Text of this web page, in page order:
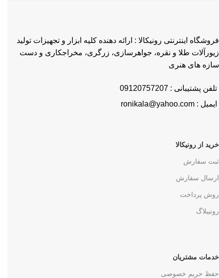
فروشگاه اینترنتی رونیکالا : ارائه دهنده کلیه ابزار و تجهیزات تولید
زیورآلات طلا و نقره، جواهرسازی، زرگری، مخراجکاری و دست
سازه های هنری
تلفن پشتیبانی : 09120757207
ایمیل : ronikala@yahoo.com
خرید از رونیکالا
ثبت سفارش
ارسال سفارش
روش پرداخت
رونیبلاگ
خدمات مشتریان
حفظ حریم خصوصی